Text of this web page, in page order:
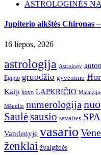
ASTROLOGINĖS
Jupiterio aikštės Chironas
16 liepos, 2026
astrologija Astrology
Egipto gruodžio gyvenimo
Kaip kovo LAPKRIČIO
Mėnulio numerologija nuo
Saulėsausio savaites
Vandenyje vasario
ženklai žvaigždės